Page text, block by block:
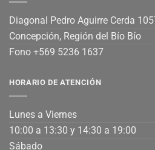
Diagonal Pedro Aguirre Cerda
Concepción, Región del Bío Bío
Fono +569 5236 1637
HORARIO DE ATENCIÓN
Lunes a Viernes
10:00 a 13:30 y 14:30 a 19:00
Sábado